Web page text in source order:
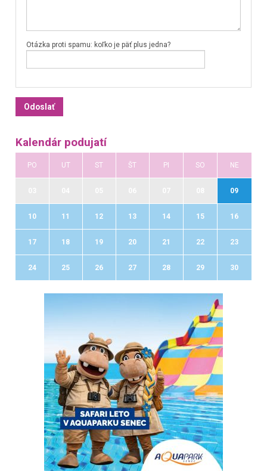
Otázka proti spamu: koľko je päť plus jedna?
Kalendár podujatí
PO UT ST ŠT PI SO NE
09
10 11 12 13 14 15 16
17 18 19 20 21 22 23
24 25 26 27 28 29 30